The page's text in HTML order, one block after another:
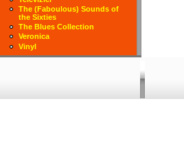
The (Faboulous) Sounds of
the Sixties
The Blues Collection
Veronica
Vinyl